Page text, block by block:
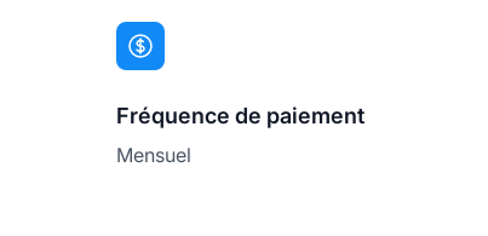
Fréquence de paiement
Mensuel